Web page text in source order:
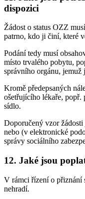
dispozici
Žádost o status OZZ
patrno, kdo ji činí, které
Podání tedy musí
místo trvalého pobytu,
správního orgánu, jemuž
Kromě předepsaných
ošetřujícího lékaře, popř.
sídlo.
Doporučený vzor
nebo (v elektronické
správy sociálního
12. Jaké jsou
V rámci řízení o přiznání
nehradí.